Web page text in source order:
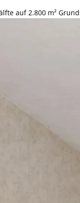
auf 2.800 m²